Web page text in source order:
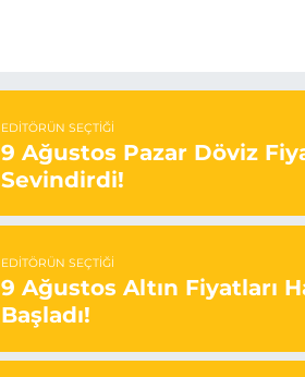
EDITÖRÜN SEÇTIĞI
9 Ağustos Pazar Döviz
Sevindirdi!
EDITÖRÜN SEÇTIĞI
9 Ağustos Altın Fiyatları
Başladı!